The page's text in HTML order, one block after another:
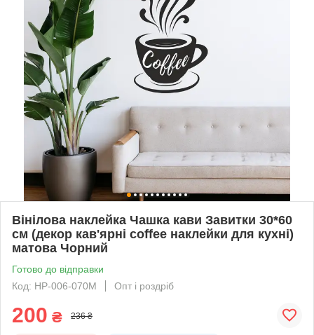
Вінілова наклейка Чашка кави Завитки 30*60
см (декор кав'ярні coffee наклейки для кухні)
матова Чорний
Готово до відправки
Код: HP-006-070M
Опт і роздріб
200 ₴ 236 ₴